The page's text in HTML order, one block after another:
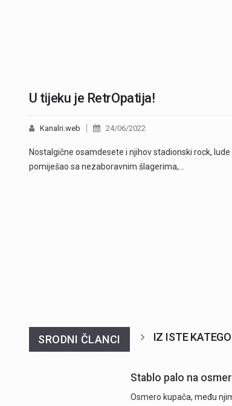
U tijeku je RetrOpatija!
Kanalri.web 24/06/2022
Nostalgične osamdesete i njihov stadionski rock,
pomiješao sa nezaboravnim šlagerima,…
SRODNI ČLANCI IZ ISTE
Stablo palo na
Osmero kupača, među